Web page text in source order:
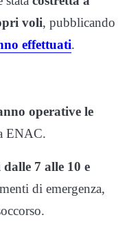
voli, pubblicando
effettuati.
operative le
ENAC.
7 alle 10 e
di emergenza,